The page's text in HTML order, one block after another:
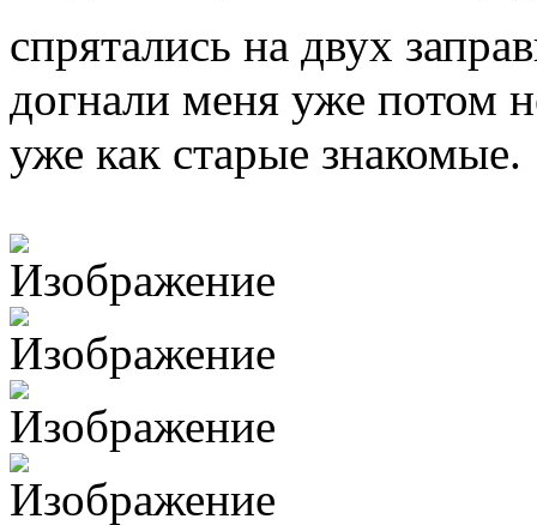
спрятались на двух
догнали меня уже потом
уже как старые знакомые.